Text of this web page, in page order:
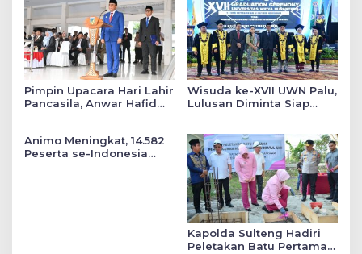
Pimpin Upacara Hari Lahir
Pancasila, Anwar Hafid
Wisuda ke-XVII UWN Palu,
Lulusan Diminta Siap
Animo Meningkat, 14.582
Peserta se-Indonesia
Kapolda Sulteng Hadiri
Peletakan Batu Pertama